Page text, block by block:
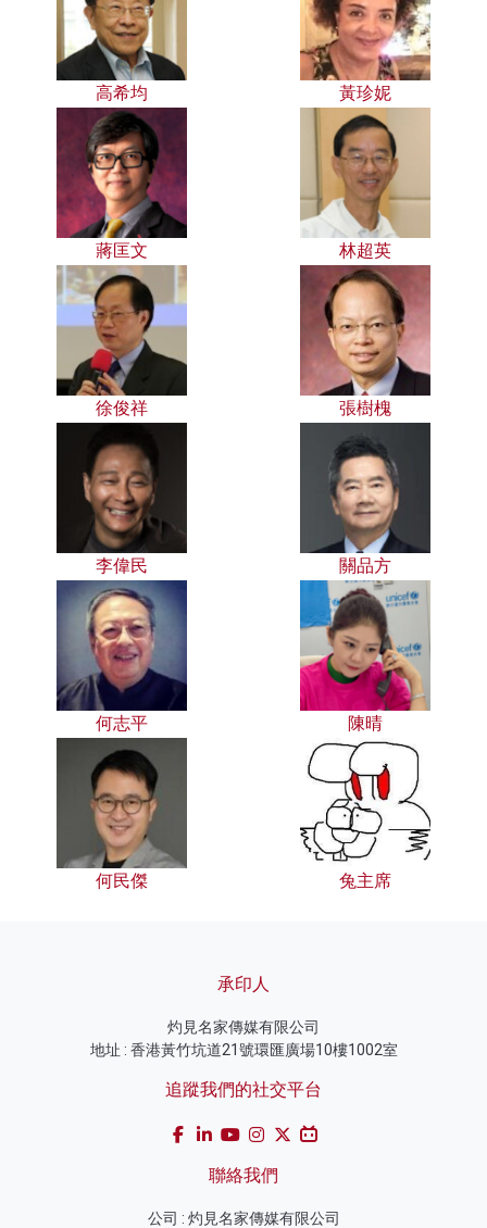
高希均 黃珍妮
蔣匡文 林超英
徐俊祥 張樹槐
李偉民 關品方
何志平 陳晴
何民傑 兔主席
承印人
灼見名家傳媒有限公司
地址 : 香港黃竹坑道21號環匯廣場10樓1002室
追蹤我們的社交平台
聯絡我們
公司 : 灼見名家傳媒有限公司